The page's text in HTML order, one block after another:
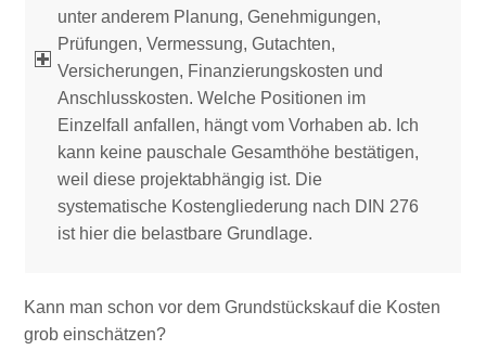
unter anderem Planung, Genehmigungen,
Prüfungen, Vermessung, Gutachten,
Versicherungen, Finanzierungskosten und
Anschlusskosten. Welche Positionen im
Einzelfall anfallen, hängt vom Vorhaben ab. Ich
kann keine pauschale Gesamthöhe bestätigen,
weil diese projektabhängig ist. Die
systematische Kostengliederung nach DIN 276
ist hier die belastbare Grundlage.
Kann man schon vor dem Grundstückskauf die Kosten
grob einschätzen?